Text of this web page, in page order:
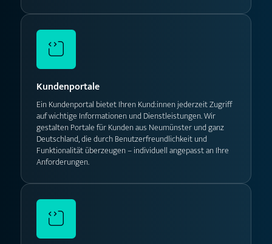
Kundenportale
Ein Kundenportal bietet Ihren Kund:innen jederzeit Zugriff
auf wichtige Informationen und Dienstleistungen. Wir
gestalten Portale für Kunden aus Neumünster und ganz
Deutschland, die durch Benutzerfreundlichkeit und
Funktionalität überzeugen – individuell angepasst an Ihre
Anforderungen.